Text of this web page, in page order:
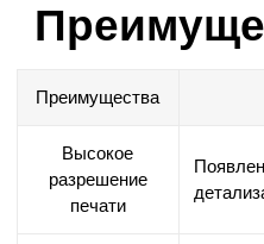
Преимущества
Высокое
разрешение
печати